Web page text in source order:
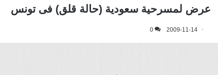
عرض لمسرحية سعودية (حالة قلق) فى تونس
2009-11-14
0